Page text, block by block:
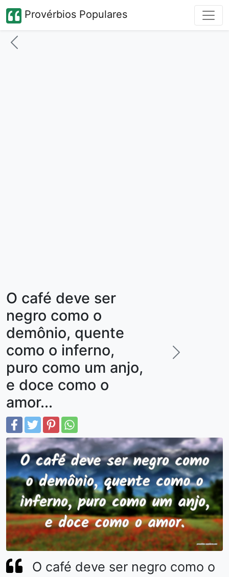
Provérbios Populares
O café deve ser
negro como o
demônio, quente
como o inferno,
puro como um anjo,
e doce como o
amor...
O café deve ser negro como o